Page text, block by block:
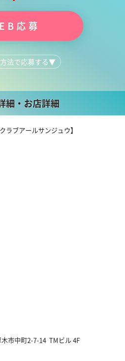
応募
法で応募する▼
細・お店詳細
ラブアールサンジュウ】
木市中町2-7-14TMビル 4F